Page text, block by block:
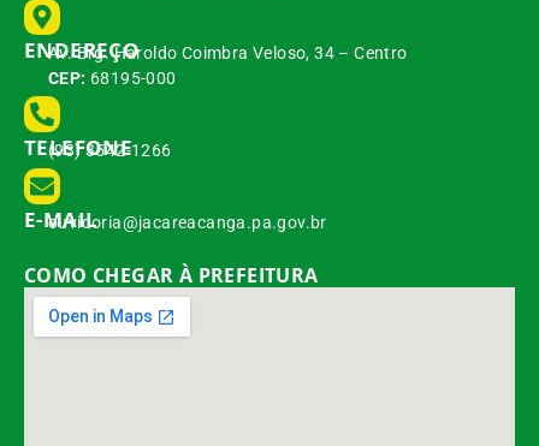
ENDEREÇO
Av. Brg. Haroldo Coimbra Veloso, 34 – Centro
CEP: 68195-000
TELEFONE
(93) 3542-1266
E-MAIL
ouvidoria@jacareacanga.pa.gov.br
COMO CHEGAR À PREFEITURA